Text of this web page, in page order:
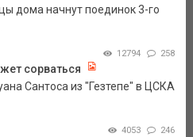
дома начнут поединок 3-го
12794 258
сорваться
Сантоса из "Гезтепе" в ЦСКА
4053 246